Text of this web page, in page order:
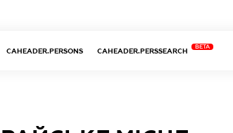
CAHEADER.PERSONS CAHEADER.PERSSEARCH
BETA